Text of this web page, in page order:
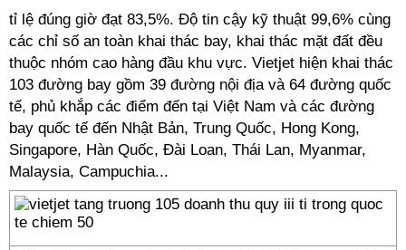
tỉ lệ đúng giờ đạt 83,5%. Độ tin cậy kỹ thuật 99,6% cùng
các chỉ số an toàn khai thác bay, khai thác mặt đất đều
thuộc nhóm cao hàng đầu khu vực. Vietjet hiện khai thác
103 đường bay gồm 39 đường nội địa và 64 đường quốc
tế, phủ khắp các điểm đến tại Việt Nam và các đường
bay quốc tế đến Nhật Bản, Trung Quốc, Hong Kong,
Singapore, Hàn Quốc, Đài Loan, Thái Lan, Myanmar,
Malaysia, Campuchia...